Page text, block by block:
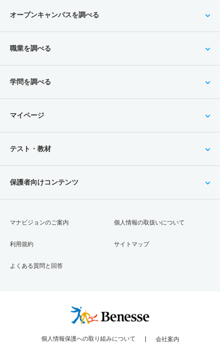
オープンキャンパスを調べる
職業を調べる
学問を調べる
マイページ
テスト・教材
保護者向けコンテンツ
マナビジョンのご案内
利用規約
よくある質問と回答
個人情報の取扱いについて
サイトマップ
個人情報保護への取り組みについて 会社案内